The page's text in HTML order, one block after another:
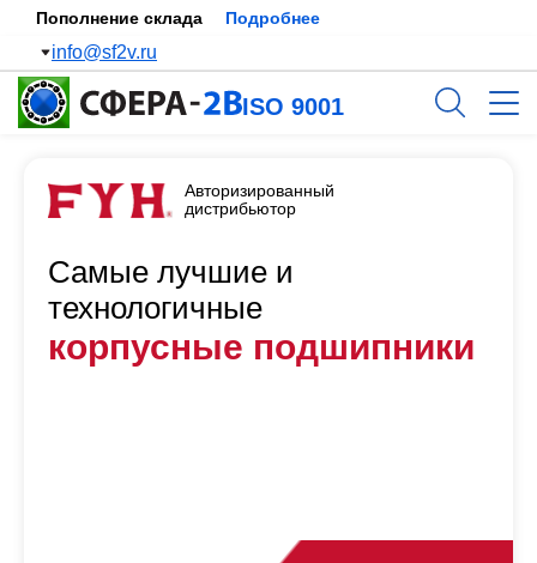
Пополнение склада Подробнее
info@sf2v.ru
ISO 9001
Авторизированный
дистрибьютор
Самые лучшие и
технологичные
корпусные подшипники